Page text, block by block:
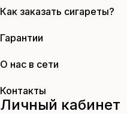
Как заказать сигареты?
Гарантии
О нас в сети
Контакты
Личный кабинет